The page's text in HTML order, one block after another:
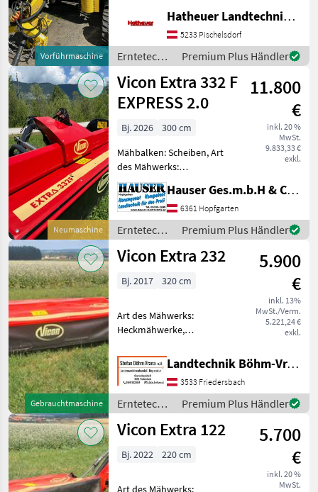
Vorführmaschine
RT 730 Bandschwader als
Vorführmodell. Der RT 730
besteht aus zwei Pick-Up-
Band-Elementen mit je
295cm breite, e
Hatheuer Landtechnik GmbH & Co.KG.
5233 Pischelsdorf
Erntetechnik
Grünland /
Vicon
Premium Plus Händler
Neumaschine
Vicon Extra 332 F
EXPRESS 2.0
11.800
€
inkl. 20 %
MwSt.
9.833,33 €
exkl.
Bj. 2026
300 cm
Mähbalken: Scheiben, Art
des Mähwerks:
Frontmähwerke neues
Vicon Frontmähwerk wegen
Umstieg abzugeben MY
2026/ BJ 2025 inkl
Gelenkwelle 3 Klingen
Technoligie fü
Hauser Ges.m.b.H & Co.KG
6361 Hopfgarten
Erntetechnik
Grünland /
Vicon
Premium Plus Händler
Gebrauchtmaschine
Vicon Extra 232
5.900
€
inkl. 13%
MwSt./Verm.
5.221,24 €
exkl.
Bj. 2017 320 cm
Art des Mähwerks:
Heckmähwerke,
Außenschutz,
Entlastungsfedern,
Klingenschnellverschluss,
Hochstellung Schönes
Heckmähwerk Vicon Extra
232, 3, 2m Arbe
Landtechnik Böhm-Vrana GmbH
3533 Friedersbach
Erntetechnik
Grünland /
Vicon
Premium Plus Händler
Vicon Extra 122
5.700
€
inkl. 20 %
MwSt.
Bj. 2022 220 cm
Art des Mähwerks: